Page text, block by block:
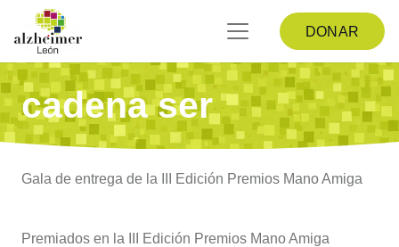
DONAR
cadena ser
Gala de entrega de la III Edición Premios Mano Amiga
Premiados en la III Edición Premios Mano Amiga